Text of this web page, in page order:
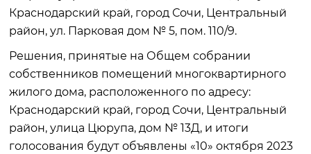
Краснодарский край, город Сочи, Центральный
район, ул. Парковая дом № 5, пом. 110/9.
Решения, принятые на Общем собрании
собственников помещений многоквартирного
жилого дома, расположенного по адресу:
Краснодарский край, город Сочи, Центральный
район, улица Цюрупа, дом № 13Д, и итоги
голосования будут объявлены «10» октября 2023